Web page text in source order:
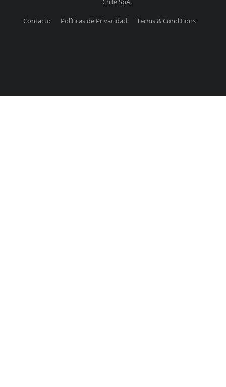
Contacto Políticas de Privacidad Terms & Conditions